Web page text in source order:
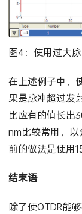
图4：使用过大
在上述例子中，
果是脉冲超过发
比应有的值长出
nm比较常用，
前的做法是使用
结束语
除了使OTDR能